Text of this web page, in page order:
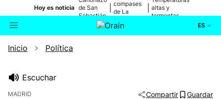
Hoy es noticia de San
Sebastián
compases
de La
altas y
tormentas
ES
Buscador
Inicio Política
Escuchar
MADRID Compartir Guardar